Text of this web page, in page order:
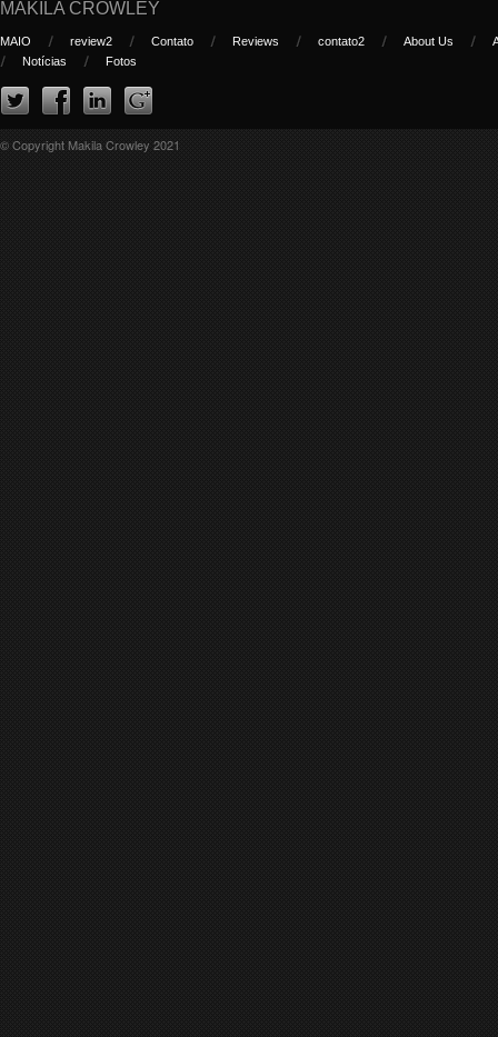
MAKILA CROWLEY
MAIO review2 Contato Reviews contato2 About Us
Notícias
Fotos
© Copyright Makila Crowley 2021